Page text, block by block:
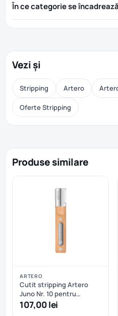
În ce categorie se
Vezi și
Stripping Artero
Oferte Stripping
Produse similare
ARTERO
Cutit stripping Artero
Juno Nr. 10 pentru
stangaci
107,00 lei